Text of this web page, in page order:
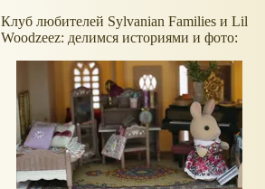
Клуб любителей Sylvanian Families и Lil
Woodzeez: делимся историями и фото: